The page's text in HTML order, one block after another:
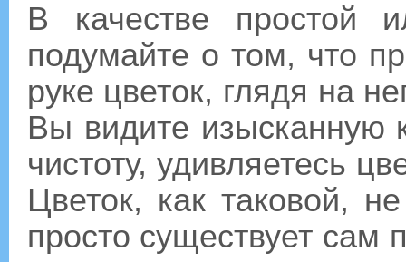
В качестве простой
подумайте о том, что
руке цветок, глядя на
Вы видите изысканную
чистоту, удивляетесь
Цветок, как таковой,
просто существует